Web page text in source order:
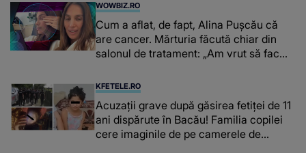
WOWBIZ.RO
Cum a aflat, de fapt, Alina Pușcău că
are cancer. Mărturia făcută chiar din
salonul de tratament: „Am vrut să fac
înțepe sânul”
KFETELE.RO
Acuzații grave după găsirea fetiței de 11
ani dispărute în Bacău! Familia copilei
cere imaginile de pe camerele de